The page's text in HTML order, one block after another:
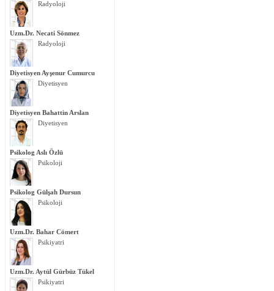
Radyoloji
Uzm.Dr. Necati Sönmez
Radyoloji
Diyetisyen Ayşenur Cumurcu
Diyetisyen
Diyetisyen Bahattin Arslan
Diyetisyen
Psikolog Aslı Özlü
Psikoloji
Psikolog Gülşah Dursun
Psikoloji
Uzm.Dr. Bahar Cömert
Psikiyatri
Uzm.Dr. Aytül Gürbüz Tükel
Psikiyatri